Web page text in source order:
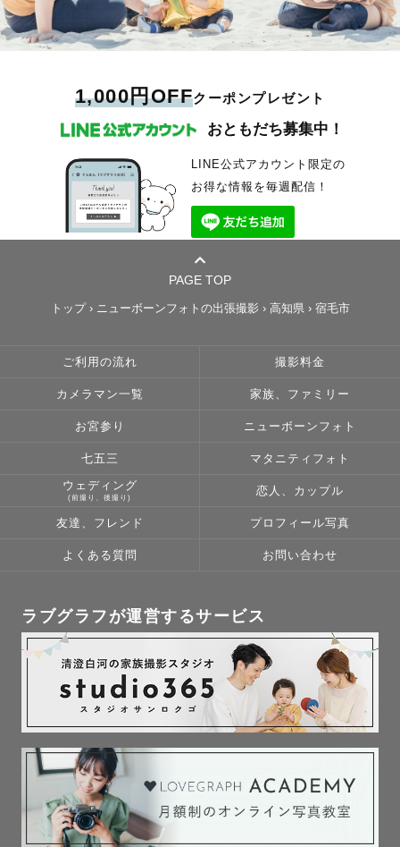
1,000円OFFクーポンプレゼント
おともだち募集中！
LINE公式アカウント限定の
お得な情報を毎週配信！
PAGE TOP
トップ› ニューボーンフォトの出張撮影 › 高知県 › 宿毛市
ご利用の流れ 撮影料金
カメラマン一覧 家族、ファミリー
お宮参り ニューボーンフォト
七五三 マタニティフォト
ウェディング
(前撮り、後撮り)
恋人、カップル
友達、フレンド プロフィール写真
よくある質問 お問い合わせ
ラブグラフが運営するサービス